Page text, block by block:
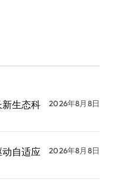
生态科
2026年8月8日
自适应
2026年8月8日